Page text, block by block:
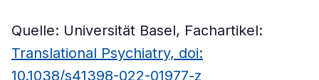
Quelle: Universität Basel, Fachartikel:
Translational Psychiatry, doi:
10.1038/s41398-022-01977-z